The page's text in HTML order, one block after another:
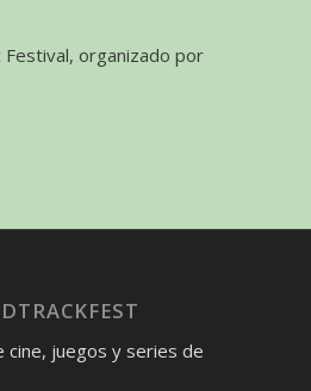
Festival, organizado por
cine, juegos y series de